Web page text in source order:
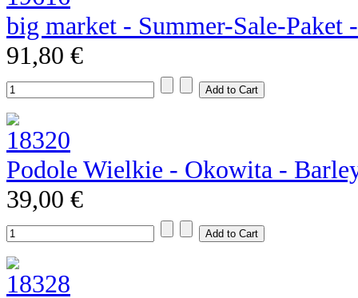
big market - Summer-Sale-Paket
91,80 €
Podole Wielkie - Okowita -
39,00 €